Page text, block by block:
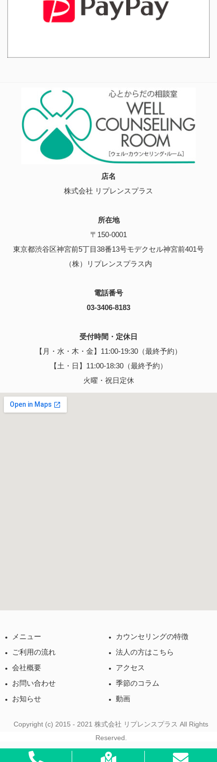
店名
株式会社 リプレンスプラス
所在地
〒150-0001
東京都渋谷区神宮前5丁目38番13号モデクセル神宮前401号
（株）リプレンスプラス内
電話番号
03-3406-8183
受付時間・定休日
【月・水・木・金】11:00-19:30（最終予約）
【土・日】11:00-18:30（最終予約）
火曜・祝日定休
メニュー
カウンセリングの特徴
ご利用の流れ
法人の方はこちら
会社概要
アクセス
お問い合わせ
季節のコラム
お知らせ
動画
Copyright (c) 2015 - 2021 株式会社 リプレンスプラス All Rights
Reserved.
ウェル・カウンセリング・ルーム | 東京渋谷の心理カウンセリング・EAP・